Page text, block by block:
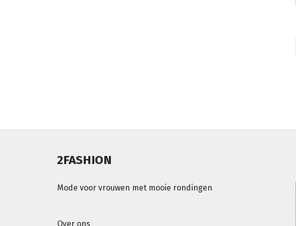
2FASHION
Mode voor vrouwen met mooie rondingen
Over ons